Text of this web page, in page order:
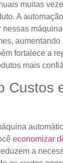
muitas
A
nessas
fortalece a
mais
Custos
economizar
a